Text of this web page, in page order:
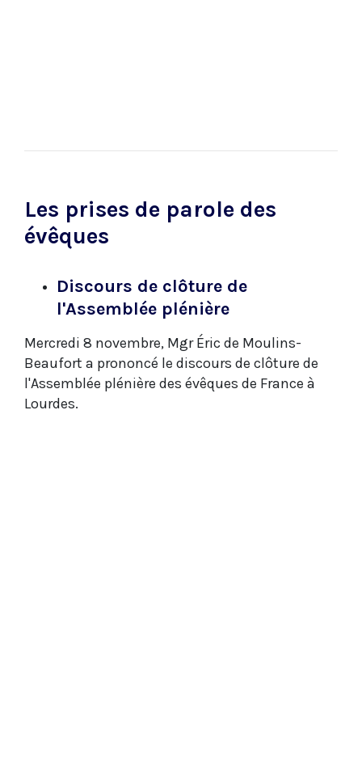
Les prises de parole des
évêques
Discours de clôture de
l'Assemblée plénière
Mercredi 8 novembre, Mgr Éric de Moulins-
Beaufort a prononcé le discours de clôture de
l'Assemblée plénière des évêques de France à
Lourdes.